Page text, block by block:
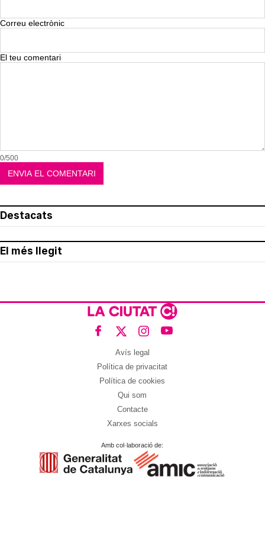
Correu electrònic
El teu comentari
0/500
Destacats
El més llegit
Avís legal
Política de privacitat
Política de cookies
Qui som
Contacte
Xarxes socials
Amb col·laboració de: